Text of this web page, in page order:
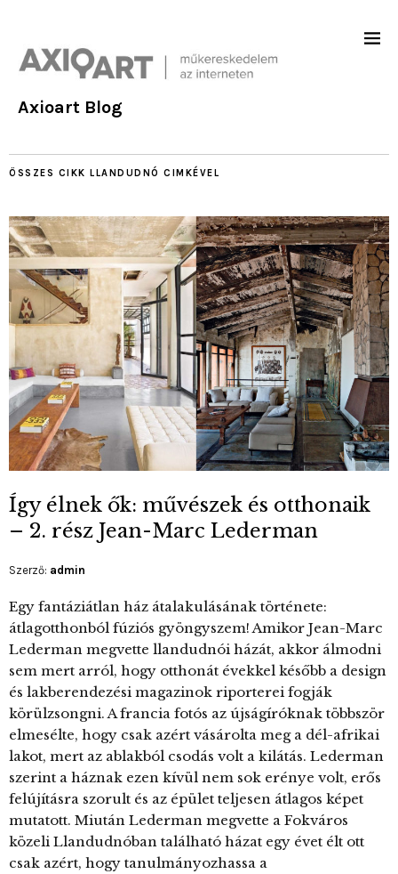
Axioart Blog
ÖSSZES CIKK LLANDUDNÓ CIMKÉVEL
Így élnek ők: művészek és otthonaik
– 2. rész Jean-Marc Lederman
Szerző: admin
Egy fantáziátlan ház átalakulásának története:
átlagotthonból fúziós gyöngyszem! Amikor Jean-Marc
Lederman megvette llandudnói házát, akkor álmodni
sem mert arról, hogy otthonát évekkel később a design
és lakberendezési magazinok riporterei fogják
körülzsongni. A francia fotós az újságíróknak többször
elmesélte, hogy csak azért vásárolta meg a dél-afrikai
lakot, mert az ablakból csodás volt a kilátás. Lederman
szerint a háznak ezen kívül nem sok erénye volt, erős
felújításra szorult és az épület teljesen átlagos képet
mutatott. Miután Lederman megvette a Fokváros
közeli Llandudnóban található házat egy évet élt ott
csak azért, hogy tanulmányozhassa a